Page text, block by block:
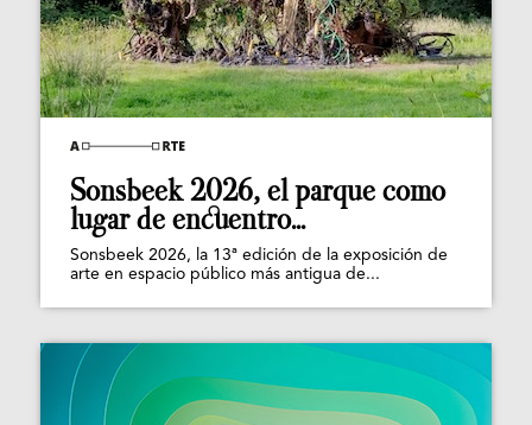
Sonsbeek 2026, el parque como
lugar de encuentro...
Sonsbeek 2026, la 13ª edición de la exposición de
arte en espacio público más antigua de...